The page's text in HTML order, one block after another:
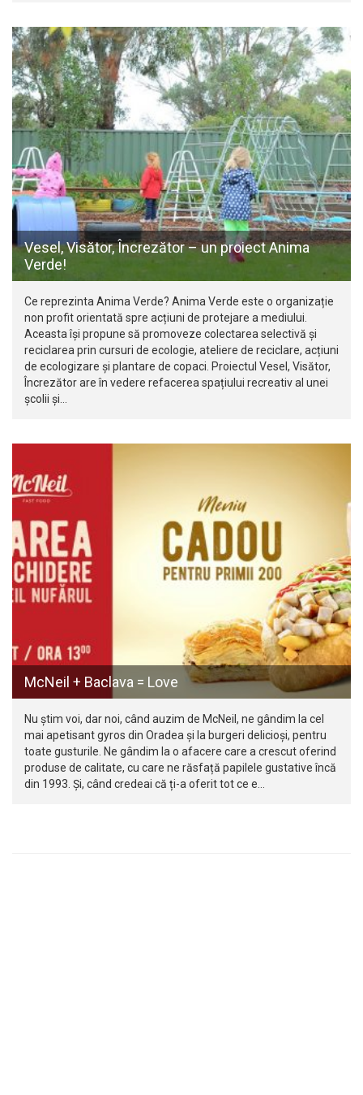
Vesel, Visător, Încrezător – un proiect Anima
Verde!
Ce reprezinta Anima Verde? Anima Verde este o organizație
non profit orientată spre acțiuni de protejare a mediului.
Aceasta își propune să promoveze colectarea selectivă și
reciclarea prin cursuri de ecologie, ateliere de reciclare, acțiuni
de ecologizare și plantare de copaci. Proiectul Vesel, Visător,
Încrezător are în vedere refacerea spațiului recreativ al unei
școlii și…
McNeil + Baclava = Love
Nu știm voi, dar noi, când auzim de McNeil, ne gândim la cel
mai apetisant gyros din Oradea și la burgeri delicioși, pentru
toate gusturile. Ne gândim la o afacere care a crescut oferind
produse de calitate, cu care ne răsfață papilele gustative încă
din 1993. Și, când credeai că ți-a oferit tot ce e…